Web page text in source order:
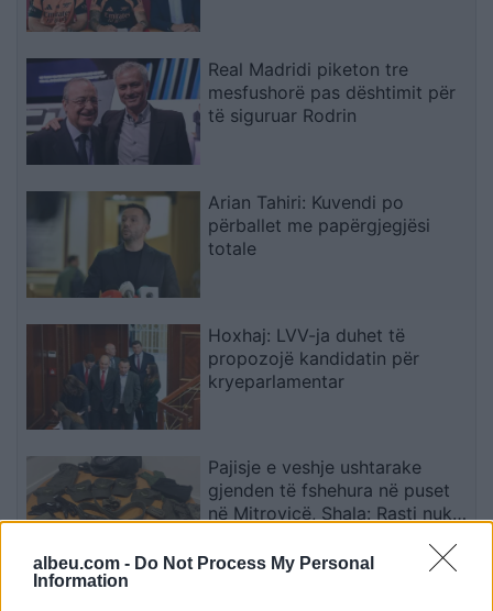
albeu.com - Do Not Process My Personal
Information
Real Madridi piketon tre
mesfushorë pas dështimit për
të siguruar Rodrin
Arian Tahiri: Kuvendi po
përballet me papërgjegjësi
totale
Hoxhaj: LVV-ja duhet të
propozojë kandidatin për
kryeparlamentar
Pajisje e veshje ushtarake
gjenden të fshehura në puset
në Mitrovicë, Shala: Rasti nuk
veçuar